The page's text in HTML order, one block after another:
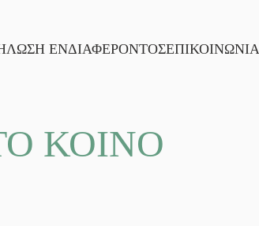
ΕΝΔΙΑΦΕΡΟΝΤΟΣΕΠΙΚΟΙΝΩΝΙΑ
ΚΟΙΝΟ